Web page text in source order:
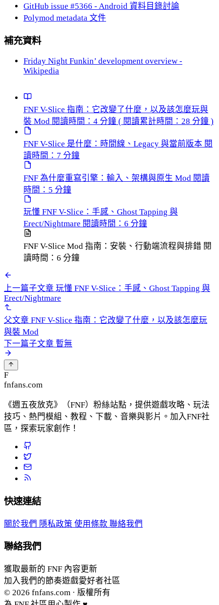
GitHub issue #5366 - Android 資料目錄討論
Polymod metadata 文件
補充資料
Friday Night Funkin’ development overview -
Wikipedia
FNF V-Slice 指南：它改變了什麼，以及該怎麼玩與
裝 Mod 閱讀時間：4 分鐘 ( 閱讀累計時間：28 分鐘 )
FNF V-Slice 是什麼：時間線、Legacy 與當前版本 閱
讀時間：7 分鐘
FNF 為什麼重寫引擎：輸入、架構與原生 Mod 閱讀
時間：5 分鐘
玩懂 FNF V-Slice：手感、Ghost Tapping 與
Erect/Nightmare 閱讀時間：6 分鐘
FNF V-Slice Mod 指南：安裝、行動端流程與排錯 閱
讀時間：6 分鐘
上一篇子文章 玩懂 FNF V-Slice：手感、Ghost Tapping 與
Erect/Nightmare
父文章 FNF V-Slice 指南：它改變了什麼，以及該怎麼玩
與裝 Mod
下一篇子文章 暫無
F
fnfans.com
《週五夜放克》（FNF）粉絲站點，提供遊戲攻略、玩法
技巧、熱門模組、教程、下載、音樂與影片。加入FNF社
區，探索玩家創作！
快速連結
關於我們 隱私政策 使用條款 聯絡我們
聯絡我們
獲取最新的 FNF 內容更新
加入我們的節奏遊戲愛好者社區
© 2026 fnfans.com · 版權所有